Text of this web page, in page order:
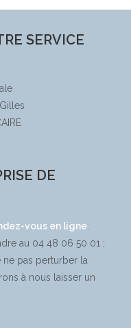
SERVICE
DE
vous en ligne
au 04 48 06 50 01 ;
pas perturber la
à nous laisser un